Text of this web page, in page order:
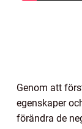
Genom att
egenskaper
förändra de